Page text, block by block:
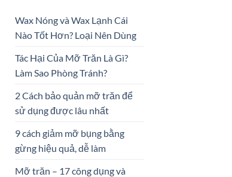
Wax Nóng và Wax Lạnh Cái
Nào Tốt Hơn? Loại Nên Dùng
Tác Hại Của Mỡ Trăn Là Gì?
Làm Sao Phòng Tránh?
2 Cách bảo quản mỡ trăn để
sử dụng được lâu nhất
9 cách giảm mỡ bụng bằng
gừng hiệu quả, dễ làm
Mỡ trăn – 17 công dụng và